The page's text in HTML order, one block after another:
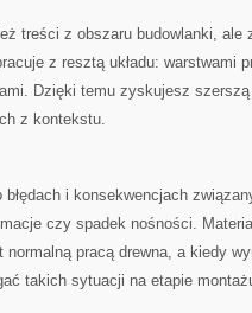
treści z obszaru budowlanki,
z resztą układu: warstwami
Dzięki temu zyskujesz
z kontekstu.
i konsekwencjach
czy spadek nośności.
pracą drewna, a kiedy
takich sytuacji na etapie